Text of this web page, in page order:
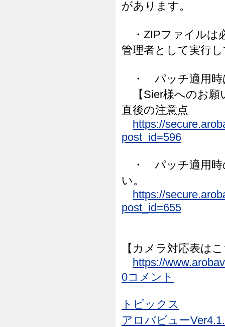
があります。
・ZIPファイルは
管理者として実行
・ パッチ適用時
【Sier様へのお願
直後の注意点
https://
post_id=596
・ パッチ適用時
い。
https://
post_id=655
【カメラ対応表は
https://
0コメント
トピックス
アロバビュー